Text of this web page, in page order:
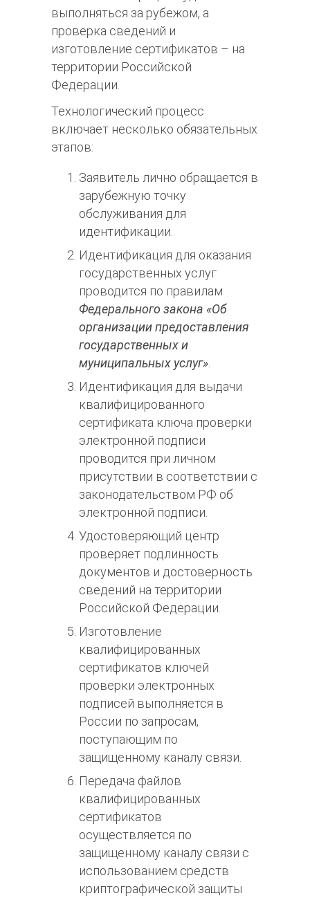
выполняться за рубежом, а
проверка сведений и
изготовление сертификатов – на
территории Российской
Федерации.
Технологический процесс
включает несколько обязательных
этапов:
Заявитель лично обращается в
зарубежную точку
обслуживания для
идентификации.
Идентификация для оказания
государственных услуг
проводится по правилам
Федерального закона «Об
организации предоставления
государственных и
муниципальных услуг»
Идентификация для выдачи
квалифицированного
сертификата ключа проверки
электронной подписи
проводится при личном
присутствии в соответствии с
законодательством РФ об
электронной подписи.
Удостоверяющий центр
проверяет подлинность
документов и достоверность
сведений на территории
Российской Федерации.
Изготовление
квалифицированных
сертификатов ключей
проверки электронных
подписей выполняется в
России по запросам,
поступающим по
защищенному каналу связи.
Передача файлов
квалифицированных
сертификатов
осуществляется по
защищенному каналу связи с
использованием средств
криптографической защиты